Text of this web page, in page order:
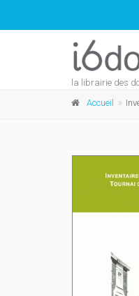
la librairie des
Accueil Inventaire